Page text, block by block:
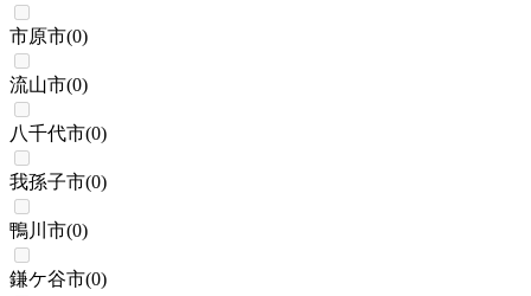
市原市(0)
流山市(0)
八千代市(0)
我孫子市(0)
鴨川市(0)
鎌ケ谷市(0)